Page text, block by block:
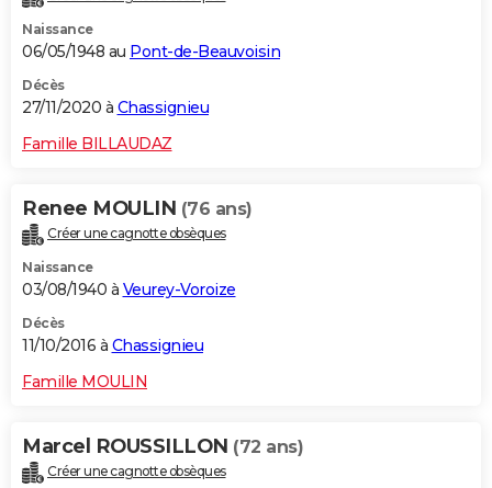
COPAINS D'AVANT
S'inscrire
Se connecter
Lycées
Collèges
Primaires
Universités
Entreprises
Service militaire
Avis de recherche
AVIS DE DÉCÈS
Naissance
06/05/1948 au Pont-de-Beauvoisin
Décès
27/11/2020 à Chassignieu
Famille BILLAUDAZ
Renee MOULIN (76 ans)
Créer une cagnotte obsèques
Naissance
03/08/1940 à Veurey-Voroize
Décès
11/10/2016 à Chassignieu
Famille MOULIN
Marcel ROUSSILLON (72 ans)
Créer une cagnotte obsèques